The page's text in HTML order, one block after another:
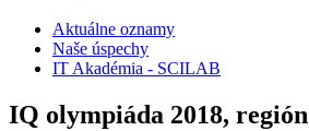
Aktuálne oznamy
Naše úspechy
IT Akadémia - SCILAB
IQ olympiáda 2018, región